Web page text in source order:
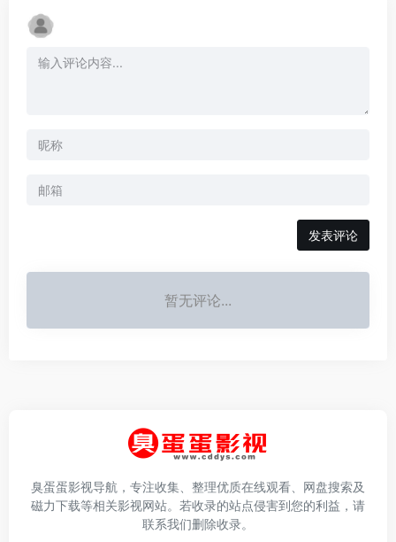
发表评论
暂无评论...
臭蛋蛋影视导航，专注收集、整理优质在线观看、网盘搜索及
磁力下载等相关影视网站。若收录的站点侵害到您的利益，请
联系我们删除收录。